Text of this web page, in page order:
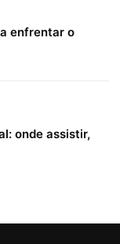
enfrentar o
onde assistir,